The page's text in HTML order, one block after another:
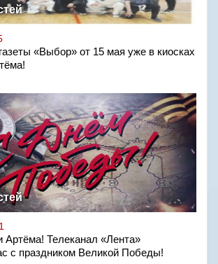
«Выбор» от 15 мая уже в киосках
Артёма! Телеканал «Лента»
с праздником Великой Победы!